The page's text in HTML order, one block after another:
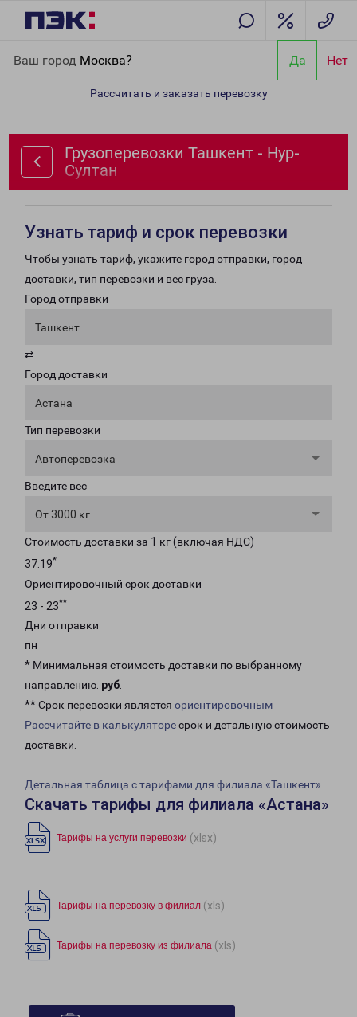
Ваш город Москва? Да Нет
Рассчитать и заказать перевозку
Грузоперевозки Ташкент - Нур-
Султан
Узнать тариф и срок перевозки
Чтобы узнать тариф, укажите город отправки, город
доставки, тип перевозки и вес груза.
Город отправки
Ташкент
⇄
Город доставки
Астана
Тип перевозки
Автоперевозка
Введите вес
От 3000 кг
Стоимость доставки за 1 кг (включая НДС)
37.19*
Ориентировочный срок доставки
23 - 23**
Дни отправки
пн
* Минимальная стоимость доставки по выбранному
направлению: руб.
** Срок перевозки является ориентировочным
Рассчитайте в калькуляторесрок и детальную стоимость
доставки.
Детальная таблица с тарифами для филиала «Ташкент»
Скачать тарифы для филиала «Астана»
Тарифы на услуги перевозки (xlsx)
Тарифы на перевозку в филиал (xls)
Тарифы на перевозку из филиала (xls)